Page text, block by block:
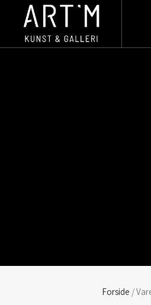
Forside /